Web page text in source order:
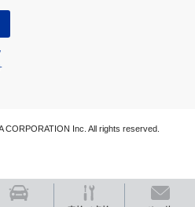
CORPORATION Inc. All rights reserved.